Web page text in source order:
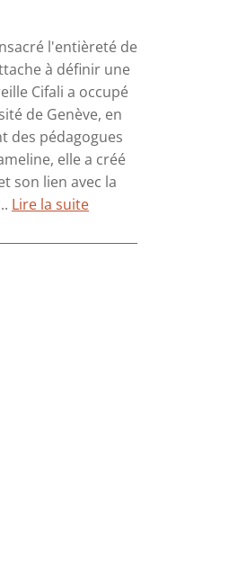
l'entièreté de
à définir une
Cifali a occupé
de Genève, en
des pédagogues
elle a créé
son lien avec la
Lire la suite